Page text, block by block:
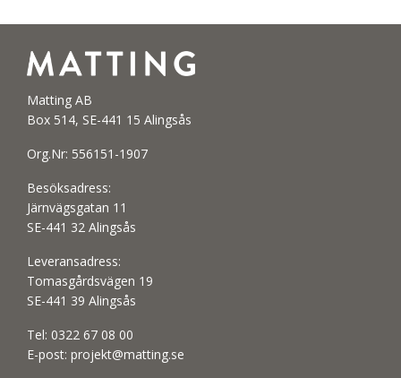
Matting AB
Box 514, SE-441 15 Alingsås
Org.Nr: 556151-1907
Besöksadress:
Järnvägsgatan 11
SE-441 32 Alingsås
Leveransadress:
Tomasgårdsvägen 19
SE-441 39 Alingsås
Tel: 0322 67 08 00
E-post: projekt@matting.se